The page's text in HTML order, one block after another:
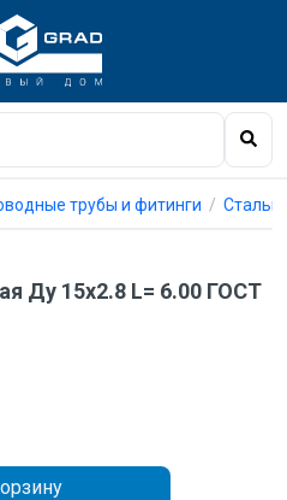
трубы и фитинги
Ду 15х2.8 L= 6.00 ГОСТ